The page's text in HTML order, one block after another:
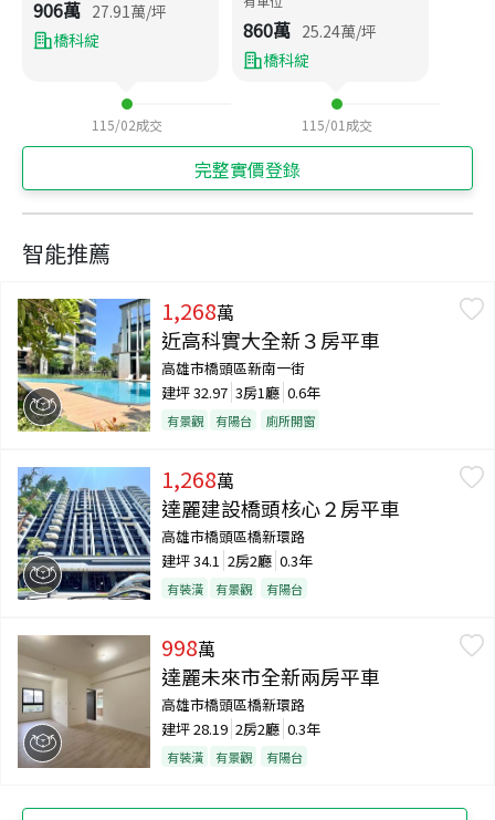
906萬 27.91 萬/坪
橋科綻
115/02成交
860萬 25.24萬/坪
橋科綻
115/01 成交
完整實價登錄
智能推薦
1,268萬
近高科實大全新３房平車
高雄市橋頭區新南一街
建坪32.97 3房1廳 0.6年
有景觀 有陽台 廁所開窗
1,268萬
達麗建設橋頭核心２房平車
高雄市橋頭區橋新環路
建坪34.1 2房2廳 0.3年
有裝潢 有景觀 有陽台
998萬
達麗未來市全新兩房平車
高雄市橋頭區橋新環路
建坪28.19 2房2廳 0.3年
有裝潢 有景觀 有陽台